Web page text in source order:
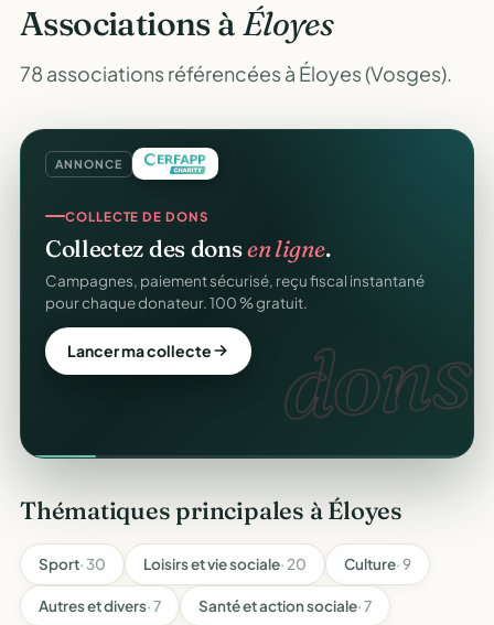
Associations àÉloyes
78 associations référencées à Éloyes (Vosges).
ANNONCE
dons.
COLLECTE DE DONS
Collectez des donsen ligne.
Campagnes, paiement sécurisé, reçu fiscal instantané
pour chaque donateur. 100 % gratuit.
Lancer ma collecte
Thématiques principales à Éloyes
Sport· 30 Loisirs et vie sociale· 20 Culture· 9
Autres et divers· 7 Santé et action sociale· 7